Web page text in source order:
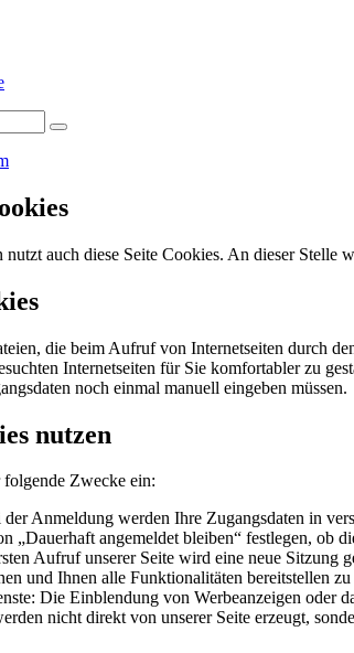
nutzt auch diese Seite Cookies. An dieser
die beim Aufruf von Internetseiten durch
Internetseiten für Sie komfortabler zu
noch einmal manuell eingeben müssen.
nutzen
Zwecke ein:
Anmeldung werden Ihre Zugangsdaten in
„Dauerhaft angemeldet bleiben“ festlegen, ob
Aufruf unserer Seite wird eine neue Sitzung
und Ihnen alle Funktionalitäten bereitstellen
Die Einblendung von Werbeanzeigen oder
nicht direkt von unserer Seite erzeugt,